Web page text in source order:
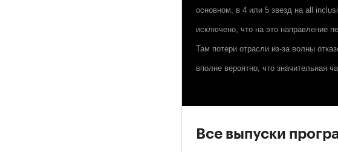
основном, в 4 или 5 звезд на all
исключено, что на это направление
Там потери отрасли из-за волны
вполне вероятно, что значительная
Все выпуски